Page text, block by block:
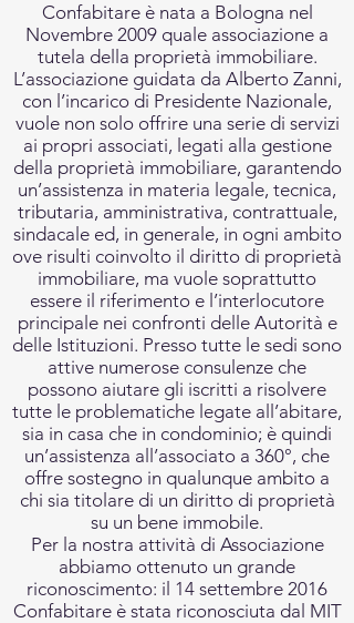
Confabitare è nata a Bologna nel
Novembre 2009 quale associazione a
tutela della proprietà immobiliare.
L’associazione guidata da Alberto Zanni,
con l’incarico di Presidente Nazionale,
vuole non solo offrire una serie di servizi
ai propri associati, legati alla gestione
della proprietà immobiliare, garantendo
un’assistenza in materia legale, tecnica,
tributaria, amministrativa, contrattuale,
sindacale ed, in generale, in ogni ambito
ove risulti coinvolto il diritto di proprietà
immobiliare, ma vuole soprattutto
essere il riferimento e l’interlocutore
principale nei confronti delle Autorità e
delle Istituzioni. Presso tutte le sedi sono
attive numerose consulenze che
possono aiutare gli iscritti a risolvere
tutte le problematiche legate all’abitare,
sia in casa che in condominio; è quindi
un’assistenza all’associato a 360°, che
offre sostegno in qualunque ambito a
chi sia titolare di un diritto di proprietà
su un bene immobile.
Per la nostra attività di Associazione
abbiamo ottenuto un grande
riconoscimento: il 14 settembre 2016
Confabitare è stata riconosciuta dal MIT